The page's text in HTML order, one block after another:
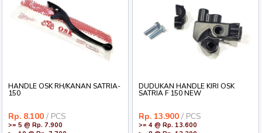
HANDLE OSK RH/KANAN SATRIA-
150
Rp. 8.100 / PCS
>= 5 @ Rp. 7.900
DUDUKAN HANDLE KIRI OSK
SATRIA F 150 NEW
Rp. 13.900 / PCS
>= 4 @ Rp. 13.600